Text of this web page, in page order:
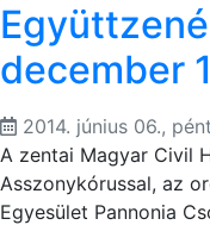
december
2014. június 06.,
A zentai Magyar Civil
Asszonykórussal, az
Egyesület Pannonia